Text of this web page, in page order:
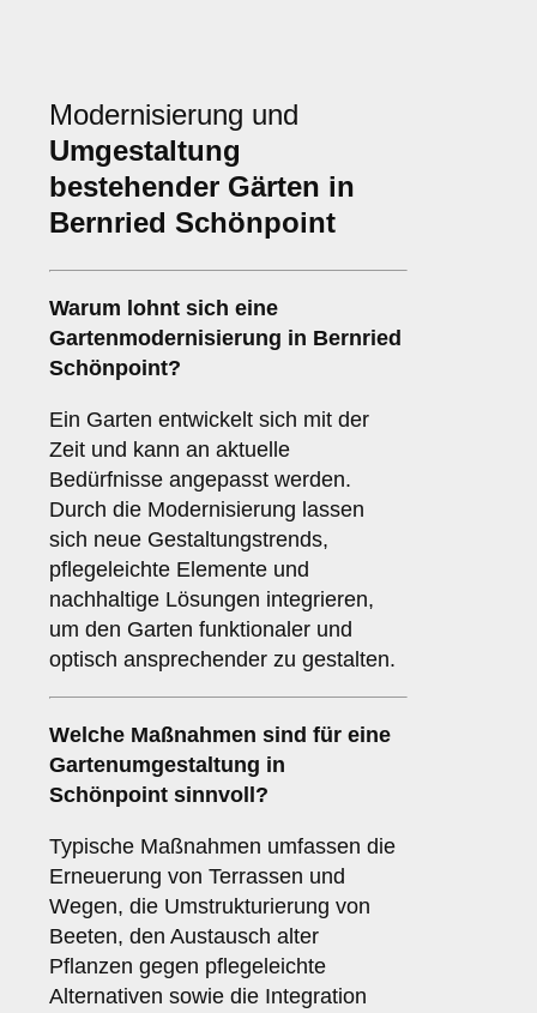
Modernisierung und
Umgestaltung
bestehender Gärten in
Bernried Schönpoint
Warum lohnt sich eine
Gartenmodernisierung in Bernried
Schönpoint?
Ein Garten entwickelt sich mit der
Zeit und kann an aktuelle
Bedürfnisse angepasst werden.
Durch die Modernisierung lassen
sich neue Gestaltungstrends,
pflegeleichte Elemente und
nachhaltige Lösungen integrieren,
um den Garten funktionaler und
optisch ansprechender zu gestalten.
Welche Maßnahmen sind für eine
Gartenumgestaltung in
Schönpoint sinnvoll?
Typische Maßnahmen umfassen die
Erneuerung von Terrassen und
Wegen, die Umstrukturierung von
Beeten, den Austausch alter
Pflanzen gegen pflegeleichte
Alternativen sowie die Integration